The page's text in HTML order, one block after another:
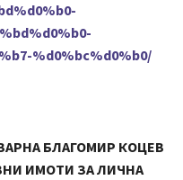
%d0%bc%d0%b0/
БЛАГОМИР КОЦЕВ
ИМОТИ ЗА ЛИЧНА